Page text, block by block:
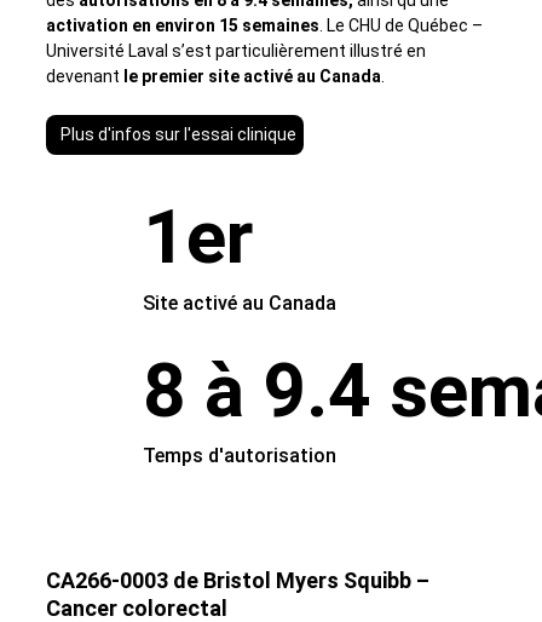
activation en environ 15 semaines. Le CHU de Québec –
Université Laval s’est particulièrement illustré en
devenant le premier site activé au Canada.
Plus d'infos sur l'essai clinique
1er
Site activé au Canada
8 à 9.4
Temps d'autorisation
CA266‑0003 de Bristol Myers Squibb –
Cancer colorectal